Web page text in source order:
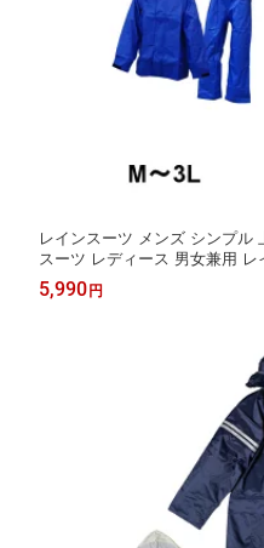
レインスーツ メンズ シンプル
スーツ レディース 男女兼用
具 入学準備 ネイビー ブルー
5,990 円